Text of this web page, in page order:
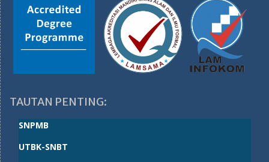
TAUTAN PENTING:
SNPMB
UTBK-SNBT